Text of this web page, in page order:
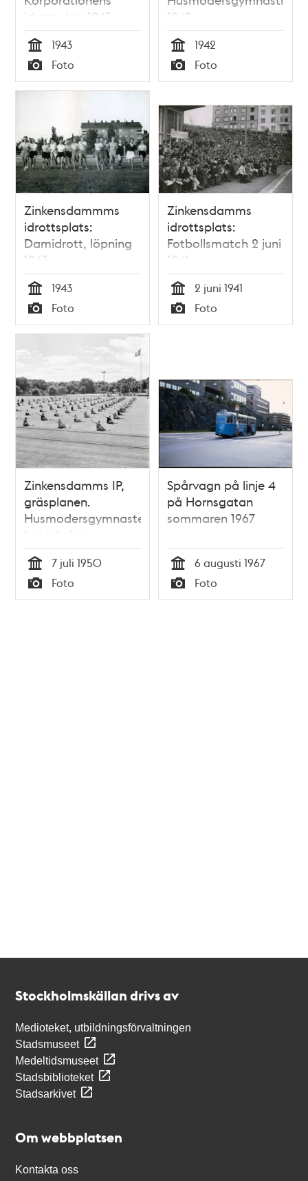
idrottsdag 1943
Tid
1943
Typ
Foto
1942
Tid
1942
Typ
Foto
Zinkensdammms
idrottsplats:
Damidrott, löpning
1943
Tid
1943
Typ
Foto
Zinkensdamms
idrottsplats:
Fotbollsmatch 2 juni
1941
Tid
2 juni 1941
Typ
Foto
Zinkensdamms IP,
gräsplanen.
Husmodersgymnaster
har träning
Tid
7 juli 1950
Typ
Foto
Spårvagn på linje 4
på Hornsgatan
sommaren 1967
Tid
6 augusti 1967
Typ
Foto
Stockholmskällan drivs av
Medioteket, utbildningsförvaltningen
Stadsmuseet
Medeltidsmuseet
Stadsbiblioteket
Stadsarkivet
Om webbplatsen
Kontakta oss